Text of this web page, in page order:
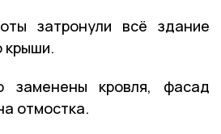
затронули всё здание
крыши.
заменены кровля, фасад
отмостка.